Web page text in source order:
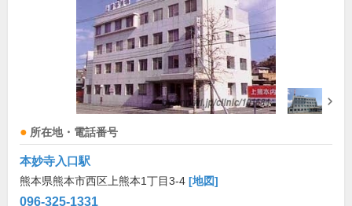
所在地・電話番号
本妙寺入口駅
熊本県熊本市西区上熊本1丁目3-4 [地図]
096-325-1331